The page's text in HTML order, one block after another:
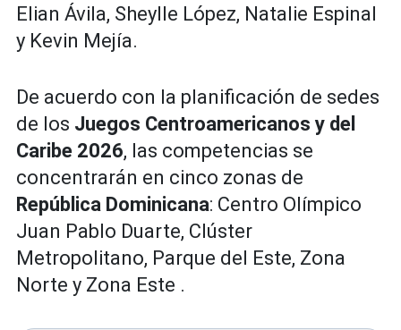
Elian Ávila, Sheylle López, Natalie Espinal
y Kevin Mejía.
De acuerdo con la planificación de sedes
de los Juegos Centroamericanos y del
Caribe 2026, las competencias se
concentrarán en cinco zonas de
República Dominicana: Centro Olímpico
Juan Pablo Duarte, Clúster
Metropolitano, Parque del Este, Zona
Norte y Zona Este .